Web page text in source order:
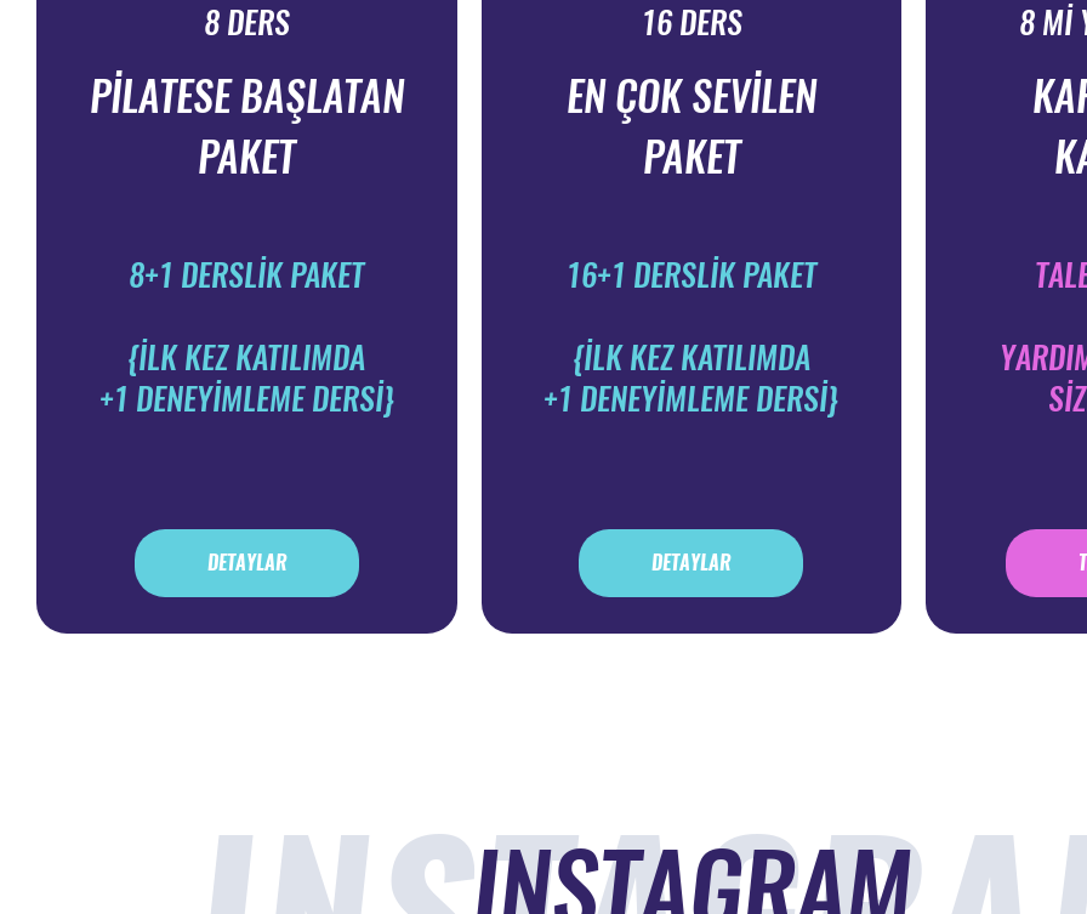
8 DERS
PİLATESE BAŞLATAN
PAKET
8+1 DERSLİK PAKET
{İLK KEZ KATILIMDA
+1 DENEYİMLEME DERSİ}
DETAYLAR
16 DERS
EN ÇOK SEVİLEN
PAKET
16+1 DERSLİK PAKET
{İLK KEZ KATILIMDA
+1 DENEYİMLEME DERSİ}
DETAYLAR
8 Mİ